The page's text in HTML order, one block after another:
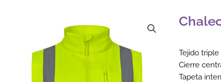
Tejido triple
Cierre
Tapeta